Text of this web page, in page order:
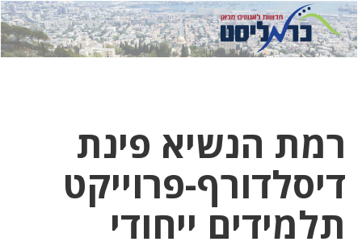
לחץ
כאן
לחץ
כדי
רמת הנשיא פינת
דיסלדורף-פרוייקט
תלמידים ייחודי